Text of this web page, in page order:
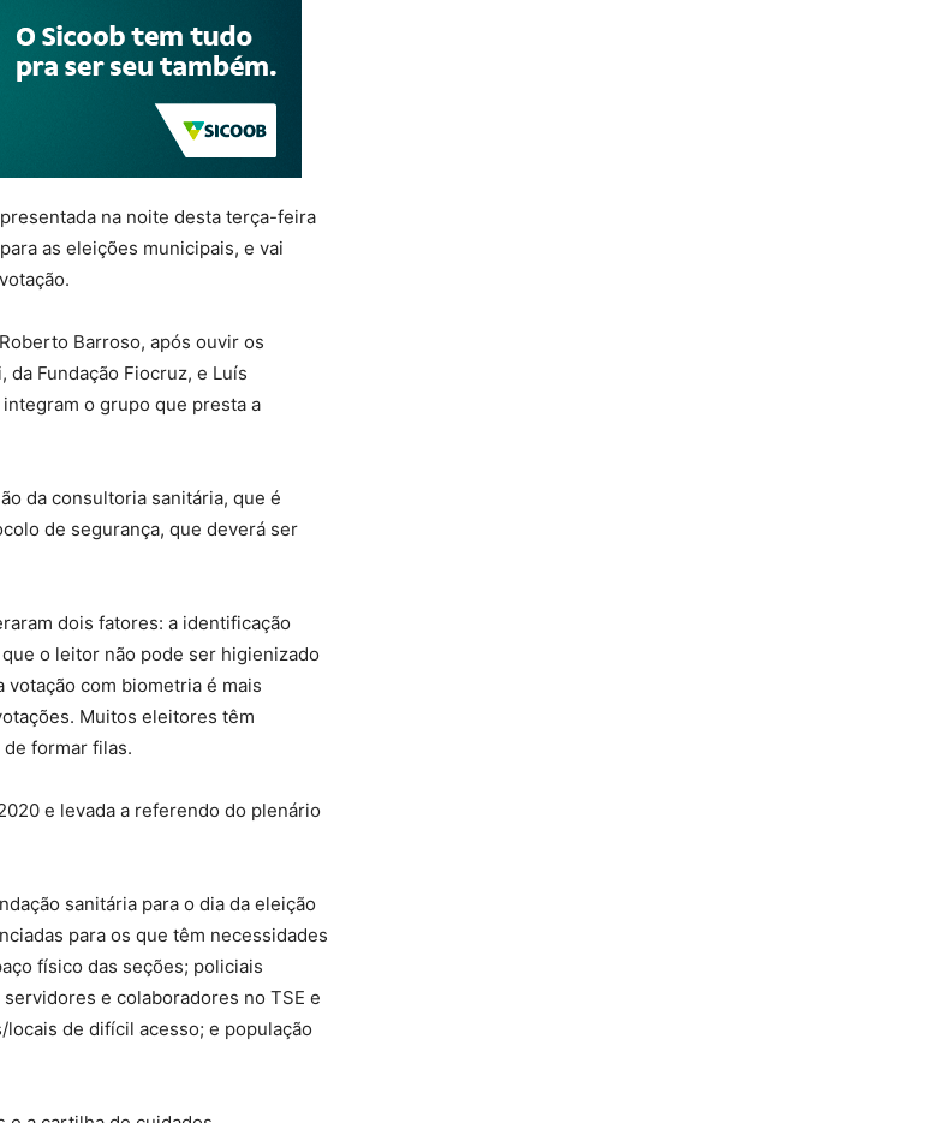
na noite desta terça-feira
as eleições municipais, e vai
Barroso, após ouvir os
Fundação Fiocruz, e Luís
o grupo que presta a
da consultoria sanitária, que é
de segurança, que deverá ser
dois fatores: a identificação
o leitor não pode ser higienizado
votação com biometria é mais
Muitos eleitores têm
formar filas.
e levada a referendo do plenário
sanitária para o dia da eleição
para os que têm necessidades
físico das seções; policiais
e colaboradores no TSE e
de difícil acesso; e população